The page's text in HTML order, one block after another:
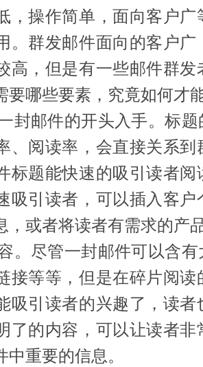
，操作简单，面向客户
。群发邮件面向的客户
高，但是有一些邮件群
要哪些要素，究竟如何才
邮件的开头入手。标题
、阅读率，会直接关系
标题能快速的吸引读者
吸引读者，可以插入客
，或者将读者有需求的产
尽管一封邮件可以含有
接等等，但是在碎片阅
吸引读者的兴趣了，读
了的内容，可以让读者
重要的信息。